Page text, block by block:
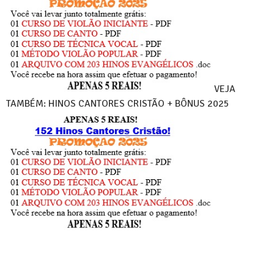
VEJA
TAMBÉM: HINOS CANTORES CRISTÃO + BÔNUS 2025